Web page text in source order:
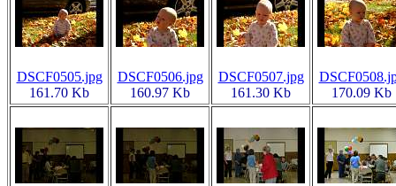
DSCF0505.jpg
161.70 Kb
DSCF0506.jpg
160.97 Kb
DSCF0507.jpg
161.30 Kb
170.09 Kb